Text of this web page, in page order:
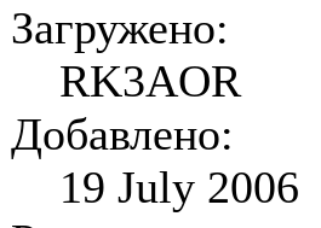
Загружено:
RK3AOR
Добавлено:
19 July 2006